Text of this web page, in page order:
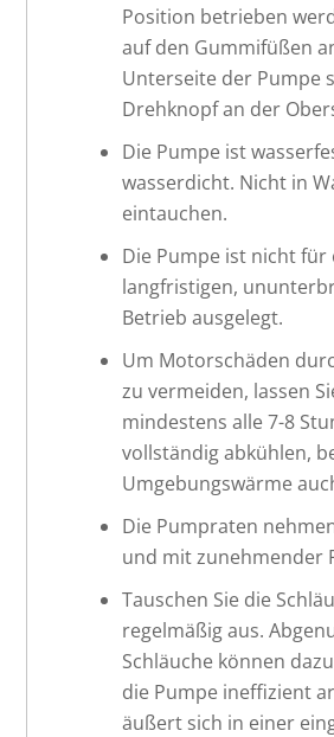
Position betrieben
auf den Gummifüßen
Unterseite der Pumpe
Drehknopf an der
Die Pumpe ist
wasserdicht. Nicht in
eintauchen.
Die Pumpe ist nicht für
langfristigen,
Betrieb ausgelegt.
Um Motorschäden
zu vermeiden, lassen
mindestens alle 7-8
vollständig abkühlen,
Umgebungswärme
Die Pumpraten
und mit zunehmender
Tauschen Sie die
regelmäßig aus.
Schläuche können
die Pumpe ineffizient
äußert sich in einer